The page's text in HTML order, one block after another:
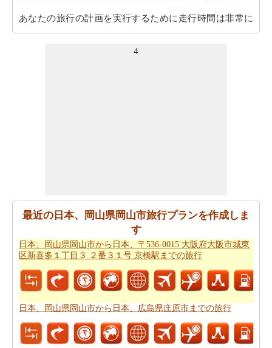
あなたの旅行の計画を実行するために走行時間は非常に
重要です。ここでおおよその時間を取得することによ
日本、岡山県岡山市から日本、
た、旅費の推定値を取得したいと思います。 日本、岡山
県岡山市から日本、広島県庄原市までの旅行の費用
ェックすることができます。
4
最近の日本、岡山県岡山市旅行プランを作成しま
す
日本、岡山県岡山市から日本、〒536-0015 大阪府大阪市城東
区新喜多１丁目３ ２番３１号 京橋駅までの旅行
日本、岡山県岡山市から日本、広島県庄原市までの旅行